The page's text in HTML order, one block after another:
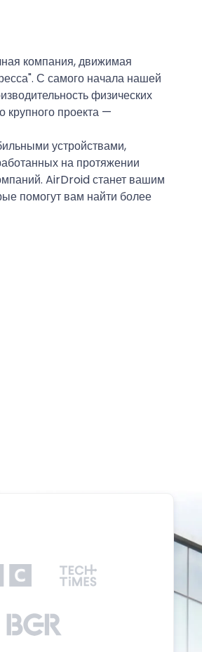
компания, движимая
С самого начала нашей
физических
крупного проекта —
устройствами,
на протяжении
AirDroid станет вашим
помогут вам найти более